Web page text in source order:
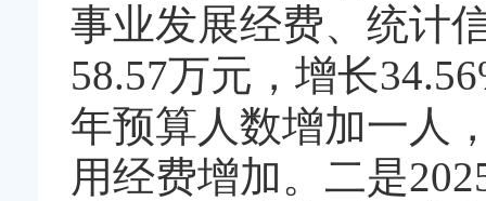
事业发展经费、统计
58.57万元，增长
年预算人数增加一人
用经费增加。二是